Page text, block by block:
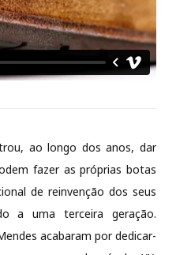
ao longo dos anos, dar
fazer as próprias botas
de reinvenção dos seus
a uma terceira geração.
acabaram por dedicar-